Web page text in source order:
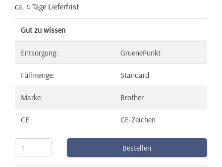
ca. 4 Tage Lieferfrist
Gut zu wissen
Entsorgung: GruenePunkt
Füllmenge: Standard
Marke: Brother
CE: CE-Zeichen
Bestellen